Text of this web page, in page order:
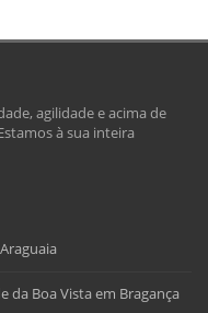
agilidade e acima de
à sua inteira
da Boa Vista em Bragança